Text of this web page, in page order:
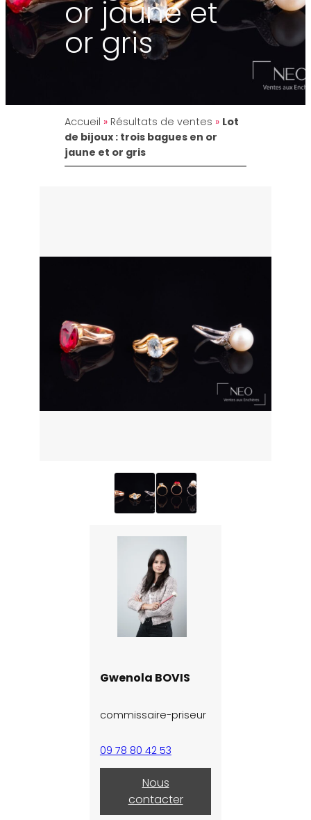
or jaune et
or gris
Accueil » Résultats de ventes » Lot
de bijoux : trois bagues en or
jaune et or gris
Gwenola BOVIS
commissaire-priseur
09 78 80 42 53
Nous
contacter